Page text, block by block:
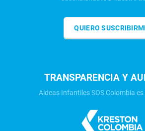
QUIERO
TRANSPARENCIA Y
Aldeas Infantiles SOS Colombia